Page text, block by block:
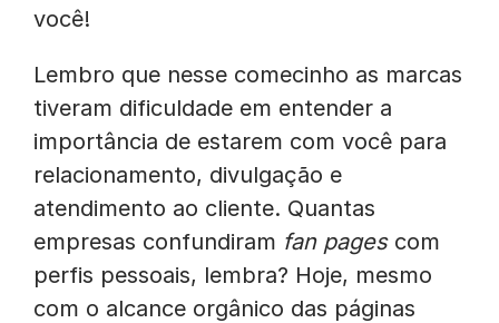
você!
Lembro que nesse comecinho as marcas
tiveram dificuldade em entender a
importância de estarem com você para
relacionamento, divulgação e
atendimento ao cliente. Quantas
empresas confundiram fan pagescom
perfis pessoais, lembra? Hoje, mesmo
com o alcance orgânico das páginas